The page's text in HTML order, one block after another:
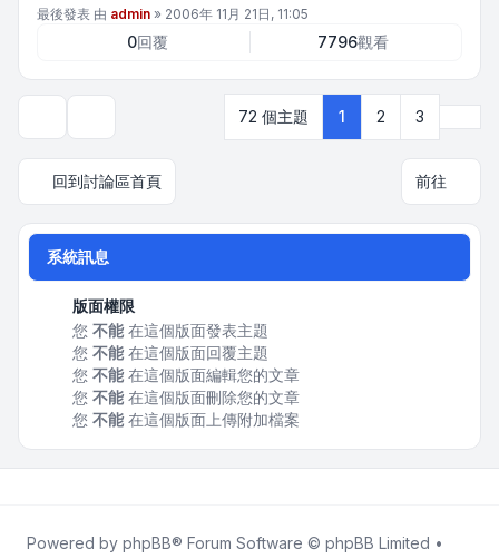
最後發表 由 admin » 2006年 11月 21日, 11:05
0回覆 7796觀看
72 個主題 1 2 3
回到討論區首頁 前往
系統訊息
版面權限
您 不能在這個版面發表主題
您 不能在這個版面回覆主題
您 不能在這個版面編輯您的文章
您 不能在這個版面刪除您的文章
您 不能在這個版面上傳附加檔案
Powered by phpBB® Forum Software © phpBB Limited •